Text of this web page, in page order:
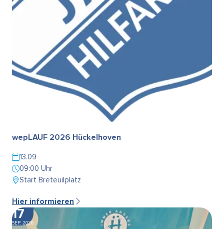
wepLAUF 2026 Hückelhoven
13.09
09:00 Uhr
Start Breteuilplatz
Hier informieren
17
SEP. 2026